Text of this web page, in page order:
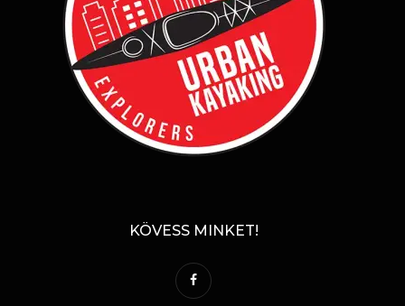
KÖVESS MINKET!